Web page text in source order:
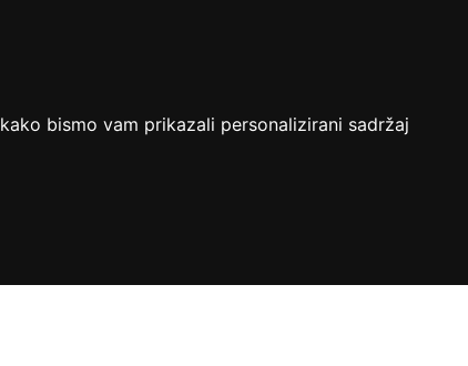
bismo vam prikazali personalizirani sadržaj